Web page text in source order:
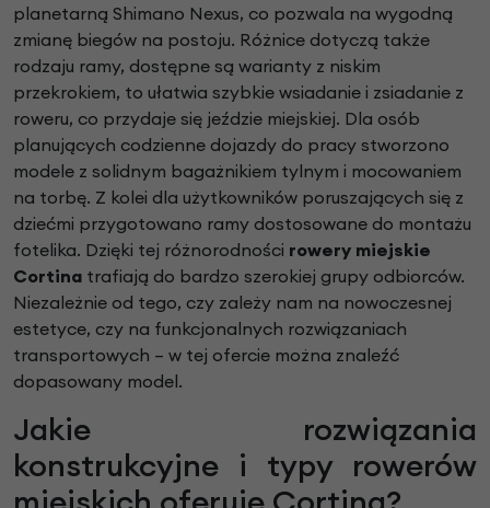
planetarną Shimano Nexus, co pozwala na wygodną
zmianę biegów na postoju. Różnice dotyczą także
rodzaju ramy, dostępne są warianty z niskim
przekrokiem, to ułatwia szybkie wsiadanie i zsiadanie z
roweru, co przydaje się jeździe miejskiej. Dla osób
planujących codzienne dojazdy do pracy stworzono
modele z solidnym bagażnikiem tylnym i mocowaniem
na torbę. Z kolei dla użytkowników poruszających się z
dziećmi przygotowano ramy dostosowane do montażu
fotelika. Dzięki tej różnorodności rowery miejskie
Cortina trafiają do bardzo szerokiej grupy odbiorców.
Niezależnie od tego, czy zależy nam na nowoczesnej
estetyce, czy na funkcjonalnych rozwiązaniach
transportowych – w tej ofercie można znaleźć
dopasowany model.
Jakie rozwiązania
konstrukcyjne i typy rowerów